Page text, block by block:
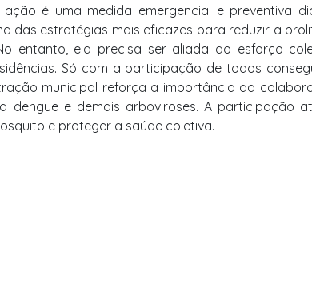
é uma medida emergencial e preventiva
das estratégias mais eficazes para reduzir a
entanto, ela precisa ser aliada ao esforço
Só com a participação de todos
municipal reforça a importância da
e demais arboviroses. A participação
e proteger a saúde coletiva.